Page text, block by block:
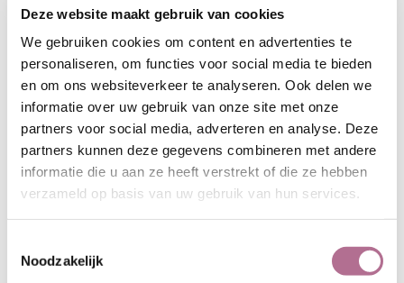
Deze website maakt gebruik van cookies
We gebruiken cookies om content en advertenties te
personaliseren, om functies voor social media te bieden
en om ons websiteverkeer te analyseren. Ook delen we
informatie over uw gebruik van onze site met onze
partners voor social media, adverteren en analyse. Deze
partners kunnen deze gegevens combineren met andere
informatie die u aan ze heeft verstrekt of die ze hebben
verzameld op basis van uw gebruik van hun services.
Noodzakelijk
Specificaties
Materiaal:100% zuivere scheerwol
Herkomst:
IJsland
Verwerking:Breinaalden nummer 6 tot 6,5
Reiniging:
Handwas op 30 graden
Gewicht:
Strengen van 100 gram, 100
Herkomst van het materiaal
Het garen is gesponnen van wol